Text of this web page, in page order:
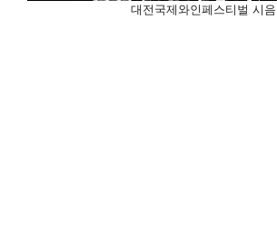
대전국제와인페스티벌 시음